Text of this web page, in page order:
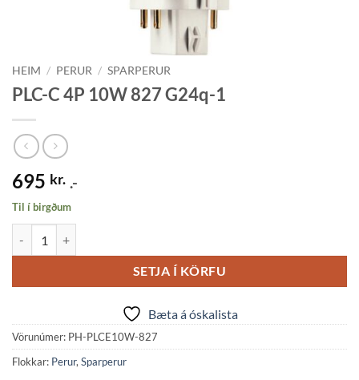
HEIM / PERUR / SPARPERUR
PLC-C 4P 10W 827 G24q-1
695 kr. .-
Til í birgðum
SETJA Í KÖRFU
Bæta á óskalista
Vörunúmer: PH-PLCE10W-827
Flokkar: Perur, Sparperur